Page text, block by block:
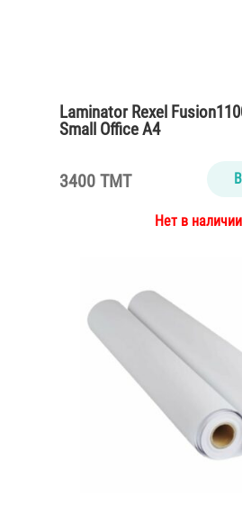
Laminator Rexel
Small Office А4
3400 TMT
Нет в наличии